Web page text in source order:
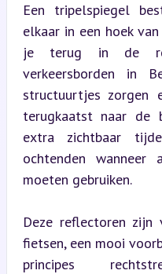
Een tripelspiegel
elkaar in een hoek
je terug in de
verkeersborden in
structuurtjes
terugkaatst naar de
extra zichtbaar
ochtenden wanneer
moeten gebruiken.
Deze reflectoren
fietsen, een mooi
principes